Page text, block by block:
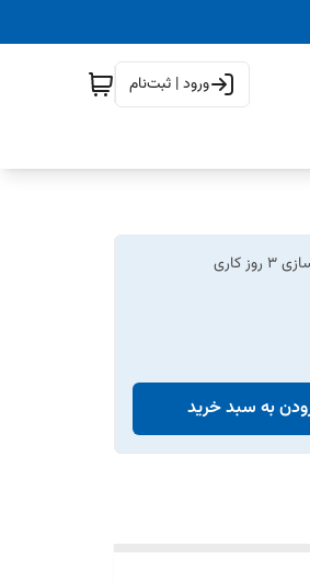
ورود | ثبت‌نام
3 روز کاری
به سبد خرید